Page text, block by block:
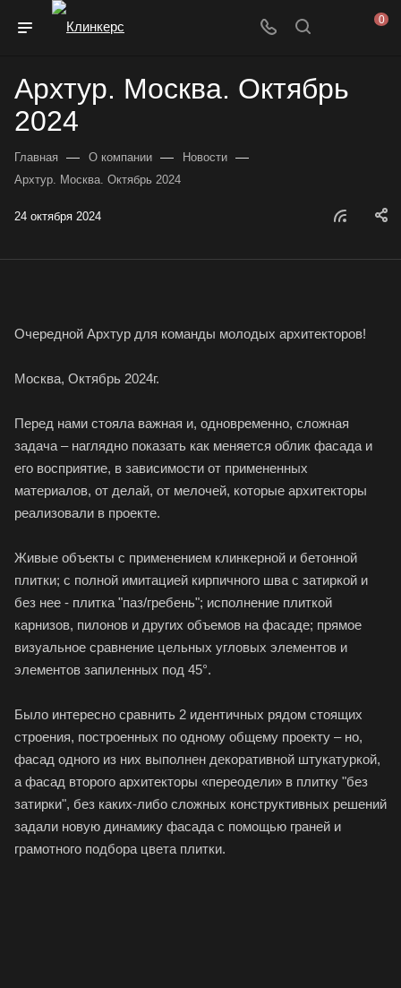
0
Архтур. Москва. Октябрь
2024
Главная — О компании — Новости —
Архтур. Москва. Октябрь 2024
24 октября 2024
Очередной Архтур для команды молодых архитекторов!
Москва, Октябрь 2024г.
Перед нами стояла важная и, одновременно, сложная
задача – наглядно показать как меняется облик фасада и
его восприятие, в зависимости от примененных
материалов, от делай, от мелочей, которые архитекторы
реализовали в проекте.
Живые объекты с применением клинкерной и бетонной
плитки; с полной имитацией кирпичного шва с затиркой и
без нее - плитка "паз/гребень"; исполнение плиткой
карнизов, пилонов и других объемов на фасаде; прямое
визуальное сравнение цельных угловых элементов и
элементов запиленных под 45°.
Было интересно сравнить 2 идентичных рядом стоящих
строения, построенных по одному общему проекту – но,
фасад одного из них выполнен декоративной штукатуркой,
а фасад второго архитекторы «переодели» в плитку "без
затирки", без каких-либо сложных конструктивных решений
задали новую динамику фасада с помощью граней и
грамотного подбора цвета плитки.